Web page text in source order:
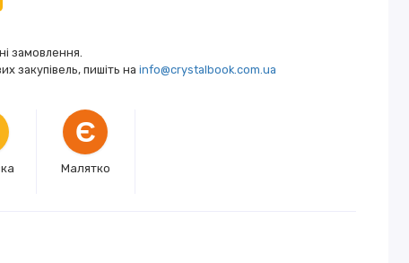
замовлення.
закупівель, пишіть на info@crystalbook.com.ua
Є
Малятко